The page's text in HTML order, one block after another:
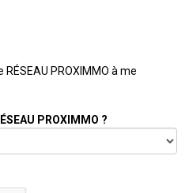
PROXIMMO à me
PROXIMMO ?